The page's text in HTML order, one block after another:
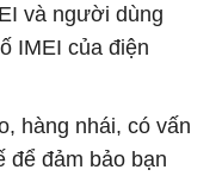
và người dùng
IMEI của điện
hàng nhái, có vấn
để đảm bảo bạn